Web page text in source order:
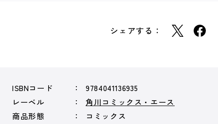
シェアする：
ISBNコード
9784041136935
レーベル
角川コミックス・エース
商品形態
コミックス